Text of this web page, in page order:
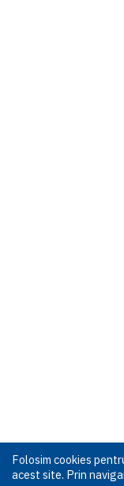
Folosim cookies
acest site. Prin